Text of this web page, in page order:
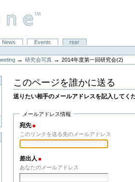
News Events
rssr
→研究会写真 →2014年度第一回研究会(2)
このページを誰かに送る
送りたい相手のメールアドレスを記入してく
メールアドレス情報
宛先
このリンクを送る先のメールアドレス
差出人
あなたのメールアドレス